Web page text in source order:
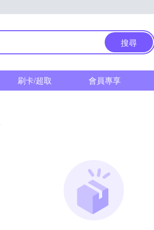
搜尋
刷卡/超取 會員專享